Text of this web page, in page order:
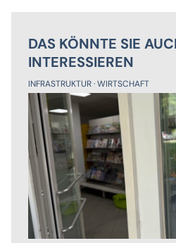
DAS KÖNNTE SIE
INTERESSIEREN
INFRASTRUKTUR WIRTSCHAFT